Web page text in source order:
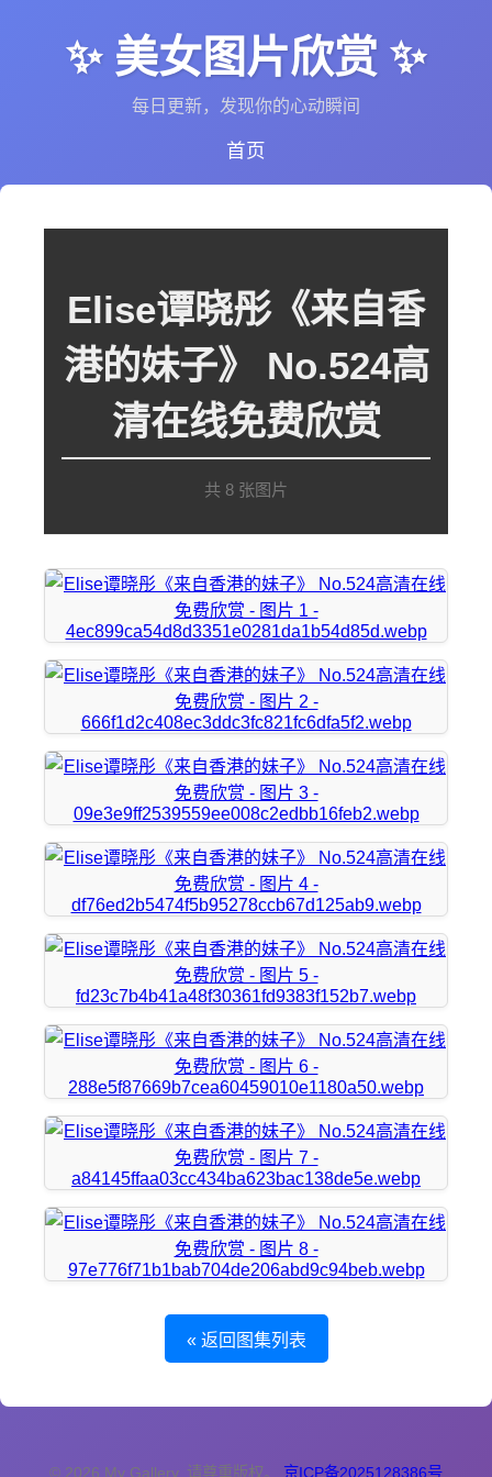
✨ 美女图片欣赏 ✨
每日更新，发现你的心动瞬间
首页
Elise谭晓彤《来自香
港的妹子》 No.524高
清在线免费欣赏
共 8 张图片
« 返回图集列表
© 2026 My Gallery. 请尊重版权。 京ICP备2025128386号